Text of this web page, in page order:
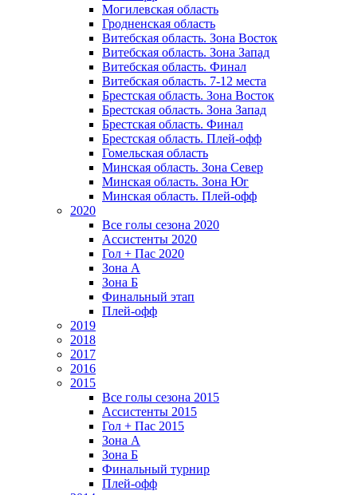
Могилевская область
Гродненская область
Витебская область. Зона Восток
Витебская область. Зона Запад
Витебская область. Финал
Витебская область. 7-12 места
Брестская область. Зона Восток
Брестская область. Зона Запад
Брестская область. Финал
Брестская область. Плей-офф
Гомельская область
Минская область. Зона Север
Минская область. Зона Юг
Минская область. Плей-офф
2020
Все голы сезона 2020
Ассистенты 2020
Гол + Пас 2020
Зона А
Зона Б
Финальный этап
Плей-офф
2019
2018
2017
2016
2015
Все голы сезона 2015
Ассистенты 2015
Гол + Пас 2015
Зона А
Зона Б
Финальный турнир
Плей-офф